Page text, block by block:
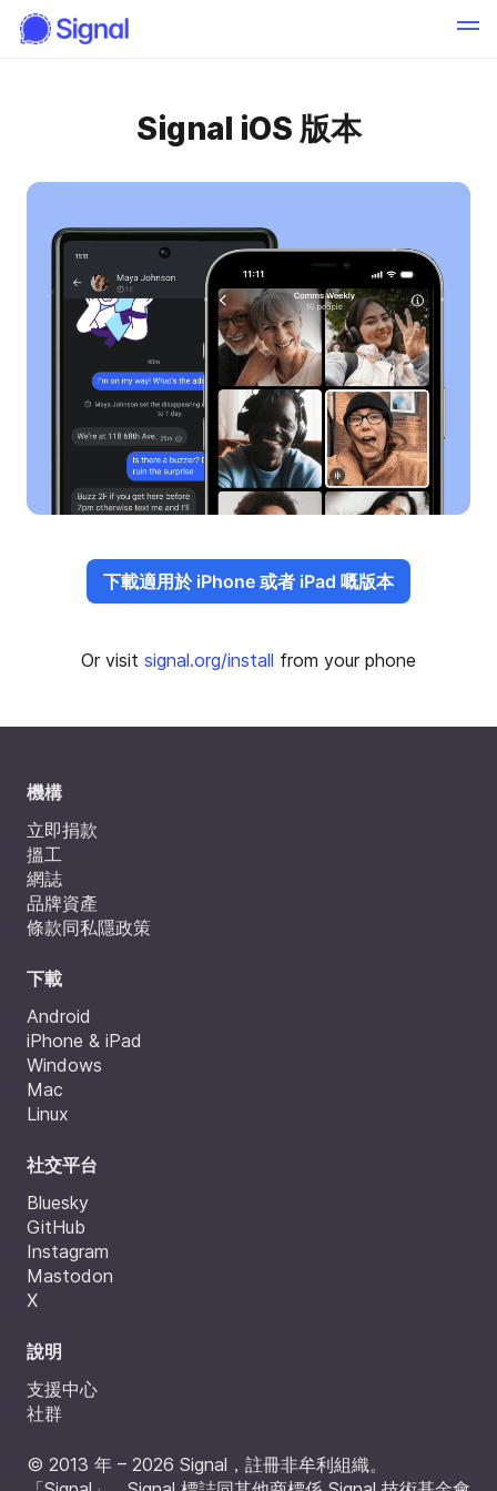
Signal iOS 版本
下載適用於 iPhone 或者 iPad 嘅版本
Or visit signal.org/install from your phone
機構
立即捐款
搵工
網誌
品牌資產
條款同私隱政策
下載
Android
iPhone & iPad
Windows
Mac
Linux
社交平台
Bluesky
GitHub
Instagram
Mastodon
X
說明
支援中心
社群
© 2013 年 – 2026 Signal，註冊非牟利組織。